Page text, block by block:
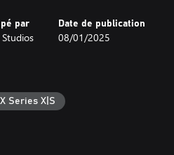
votre progression
amusant
par Date de publication
08/01/2025
Series X|S